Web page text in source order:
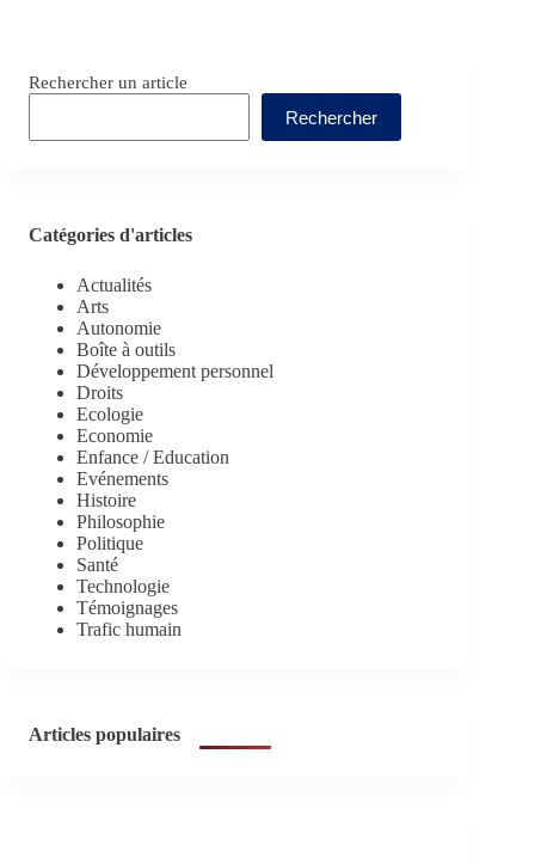
Rechercher un article
Rechercher
Catégories d'articles
Actualités
Arts
Autonomie
Boîte à outils
Développement personnel
Droits
Ecologie
Economie
Enfance / Education
Evénements
Histoire
Philosophie
Politique
Santé
Technologie
Témoignages
Trafic humain
Articles populaires